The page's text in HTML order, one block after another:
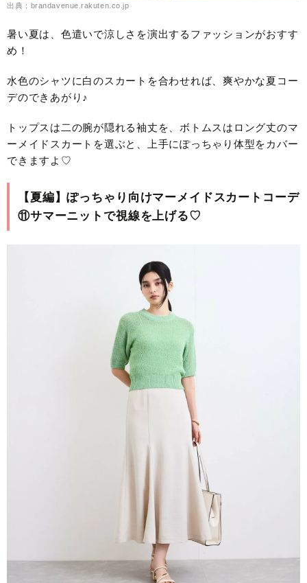
出典：brandavenue.rakuten.co.jp
暑い夏は、色遣いで涼しさを演出するファッションがおすす
め！
水色のシャツに白のスカートを合わせれば、爽やかな夏コー
デのできあがり♪
トップスは二の腕が隠れる袖丈を、ボトムスはロング丈のマ
ーメイドスカートを選ぶと、上手にぽっちゃり体型をカバー
できますよ♡
【夏編】ぽっちゃり向けマーメイドスカートコーデ
⑪サマーニットで視線を上げる♡